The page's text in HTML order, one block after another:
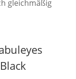
gleichmäßig